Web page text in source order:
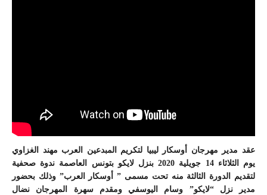
عقد مدير مهرجان أوسكار ليبيا لتكريم المبدعين العرب مهند الغزاوي
يوم الثلاثاء 14 جويلية 2020 بنزل لايكو بتونس العاصمة ندوة صحفية
لتقديم الدورة الثالثة منه تحت مسمى ” أوسكار العرب” وذلك بحضور
مدير نزل “لايكو” وسام اليوسفي ومقدم سهرة المهرجان نضال